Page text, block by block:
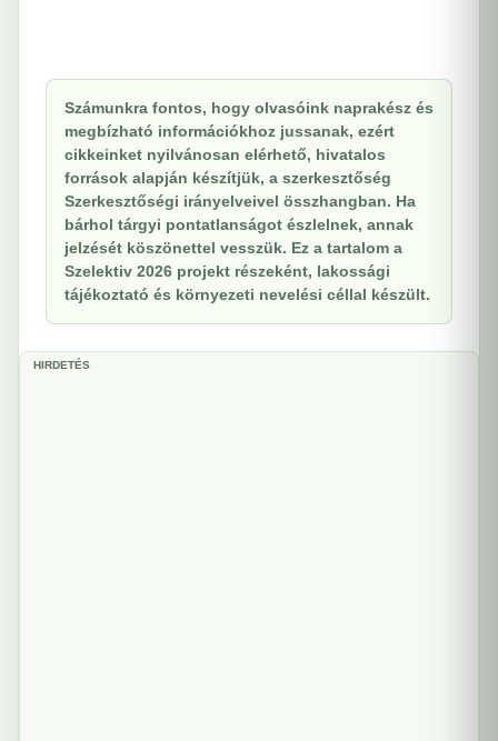
Számunkra fontos, hogy olvasóink naprakész és
megbízható információkhoz jussanak, ezért
cikkeinket nyilvánosan elérhető, hivatalos
források alapján készítjük, a szerkesztőség
Szerkesztőségi irányelveivel összhangban. Ha
bárhol tárgyi pontatlanságot észlelnek, annak
jelzését köszönettel vesszük. Ez a tartalom a
Szelektiv 2026 projekt részeként, lakossági
tájékoztató és környezeti nevelési céllal készült.
HIRDETÉS